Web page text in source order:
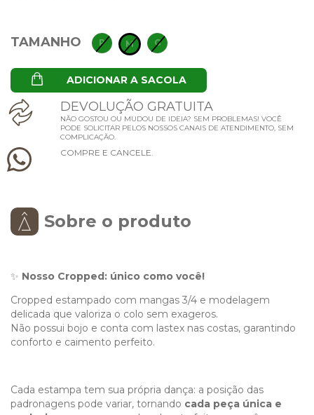
TAMANHO P M G
ADICIONAR A SACOLA
DEVOLUÇÃO GRATUITA
NÃO GOSTOU OU MUDOU DE IDEIA? SEM PROBLEMAS! VOCÊ
PODE SOLICITAR PELOS NOSSOS CANAIS DE ATENDIMENTO, SEM
COMPLICAÇÃO.
COMPRE E CANCEL E
Sobre o produto
✨ Nosso Cropped: único como você!
Cropped estampado com mangas 3/4 e modelagem
delicada que valoriza o colo sem exageros.
Não possui bojo e conta com lastex nas costas, garantindo
conforto e caimento perfeito.
Cada estampa tem sua própria dança: a posição das
padronagens pode variar, tornando cada peça única e